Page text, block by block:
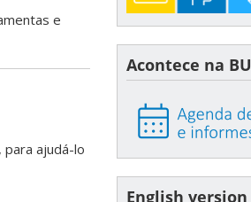
e
ajudá-lo
Acontece na BU
English version